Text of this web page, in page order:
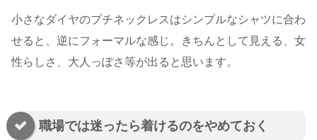
小さなダイヤのプチネックレスはシンプルなシャツに合わ
せると、逆にフォーマルな感じ。きちんとして見える、女
性らしさ、大人っぽさ等が出ると思います。
職場では迷ったら着けるのをやめておく